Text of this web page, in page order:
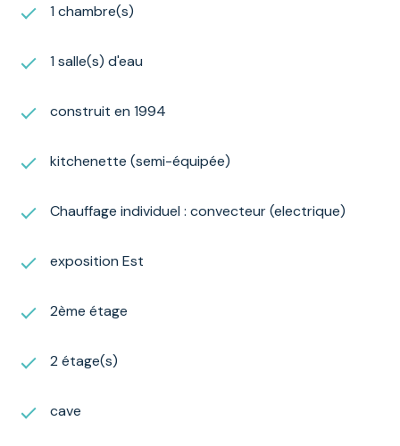
1 chambre(s)
1 salle(s) d'eau
construit en 1994
kitchenette (semi-équipée)
Chauffage individuel : convecteur (electrique)
exposition Est
2ème étage
2 étage(s)
cave